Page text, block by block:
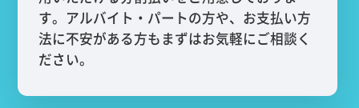
す。アルバイト・パートの方や、お支払い方
法に不安がある方もまずはお気軽にご相談く
ださい。